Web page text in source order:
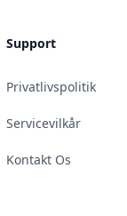
Support
Privatlivspolitik
Servicevilkår
Kontakt Os